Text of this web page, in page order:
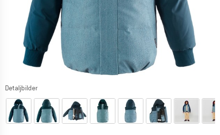
Detaljbilder